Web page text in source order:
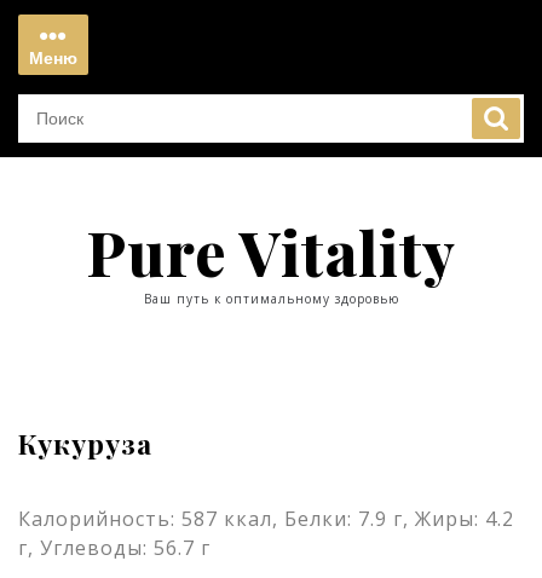
Перейти
содержимому
Меню
Меню
Pure Vitality
Ваш путь к оптимальному здоровью
Кукуруза
Калорийность: 587 ккал, Белки: 7.9 г, Жиры: 4.2
г, Углеводы: 56.7 г